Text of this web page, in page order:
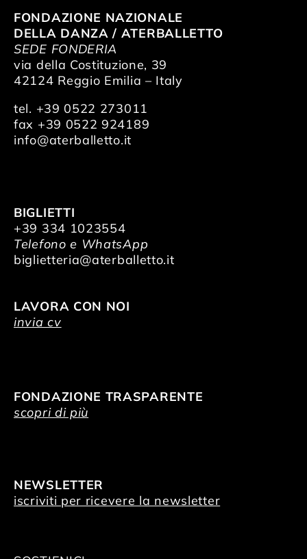
FONDAZIONE NAZIONALE
DELLA DANZA / ATERBALLETTO
SEDE FONDERIA
via della Costituzione, 39
42124 Reggio Emilia – Italy
tel. +39 0522 273011
fax +39 0522 924189
info@aterballetto.it
BIGLIETTI
+39 334 1023554
Telefono e WhatsApp
biglietteria@aterballetto.it
LAVORA CON NOI
invia cv
FONDAZIONE TRASPARENTE
scopri di più
NEWSLETTER
iscriviti per ricevere la newsletter